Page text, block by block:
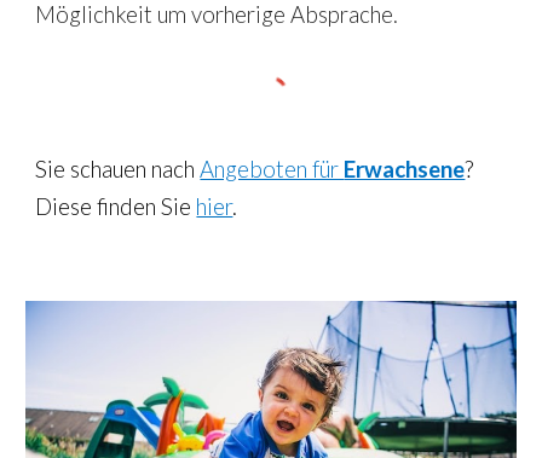
Möglichkeit um vorherige Absprache.
Sie schauen nachAngeboten für Erwachsene?
Diese finden Sie hier.